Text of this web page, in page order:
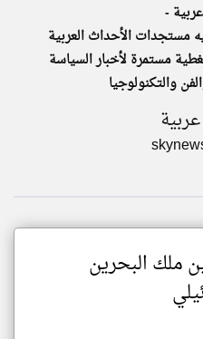
تغيير الدولة
مصادر الأخبار من البحرين
البحرين على مدار الساعة
البحرين العاجلة والمباشرة
-
مستجدات الأحداث العربية
مستمرة لأخبار السياسة
والتكنولوجيا
ملك البحرين
klyoum.com